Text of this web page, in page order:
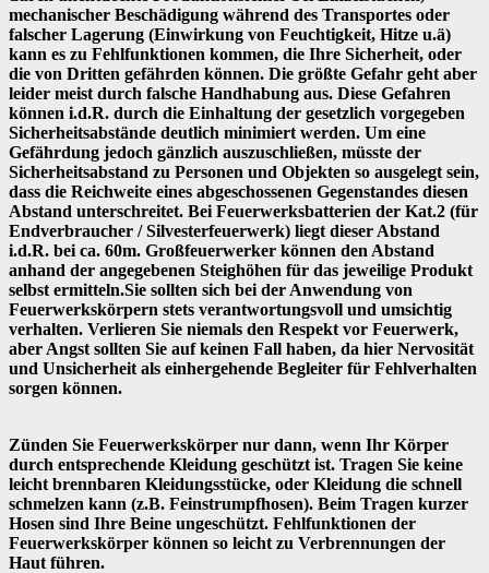
mechanischer Beschädigung während des Transportes oder
falscher Lagerung (Einwirkung von Feuchtigkeit, Hitze u.ä)
kann es zu Fehlfunktionen kommen, die Ihre Sicherheit, oder
die von Dritten gefährden können. Die größte Gefahr geht aber
leider meist durch falsche Handhabung aus. Diese Gefahren
können i.d.R. durch die Einhaltung der gesetzlich vorgegeben
Sicherheitsabstände deutlich minimiert werden. Um eine
Gefährdung jedoch gänzlich auszuschließen, müsste der
Sicherheitsabstand zu Personen und Objekten so ausgelegt sein,
dass die Reichweite eines abgeschossenen Gegenstandes diesen
Abstand unterschreitet. Bei Feuerwerksbatterien der Kat.2 (für
Endverbraucher / Silvesterfeuerwerk) liegt dieser Abstand
i.d.R. bei ca. 60m. Großfeuerwerker können den Abstand
anhand der angegebenen Steighöhen für das jeweilige Produkt
selbst ermitteln.Sie sollten sich bei der Anwendung von
Feuerwerkskörpern stets verantwortungsvoll und umsichtig
verhalten. Verlieren Sie niemals den Respekt vor Feuerwerk,
aber Angst sollten Sie auf keinen Fall haben, da hier Nervosität
und Unsicherheit als einhergehende Begleiter für Fehlverhalten
sorgen können.
Zünden Sie Feuerwerkskörper nur dann, wenn Ihr Körper
durch entsprechende Kleidung geschützt ist. Tragen Sie keine
leicht brennbaren Kleidungsstücke, oder Kleidung die schnell
schmelzen kann (z.B. Feinstrumpfhosen). Beim Tragen kurzer
Hosen sind Ihre Beine ungeschützt. Fehlfunktionen der
Feuerwerkskörper können so leicht zu Verbrennungen der
Haut führen.